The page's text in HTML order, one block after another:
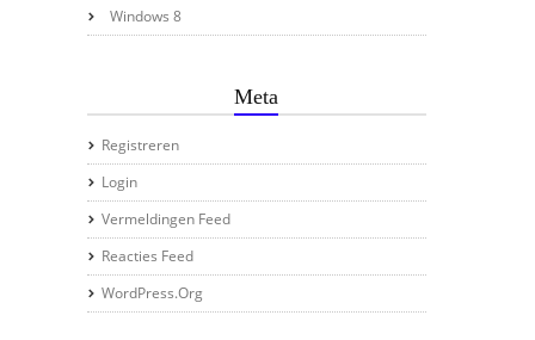
Windows 8
Meta
Registreren
Login
Vermeldingen Feed
Reacties Feed
WordPress.org